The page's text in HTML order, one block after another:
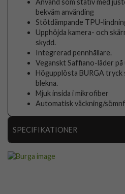
Använd som stativ med
bekväm använding
Stötdämpande TPU-
Upphöjda kamera- och
skydd.
Integrerad pennhållare.
Veganskt Saffiano-läder på
Högupplösta BURGA tryck
blekna.
Mjuk insida i mikrofiber
Automatisk väckning/
SPECIFIKATIONER